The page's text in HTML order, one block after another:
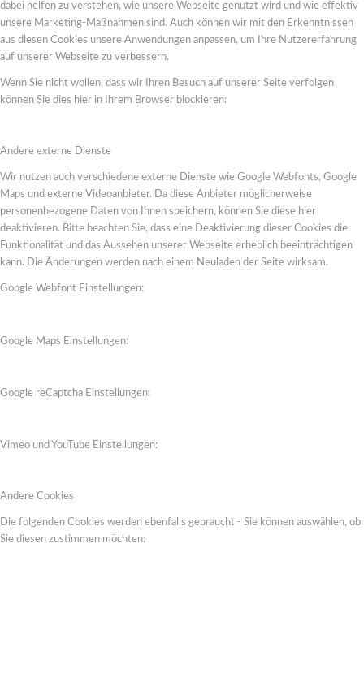
dabei helfen zu verstehen, wie unsere Webseite genutzt wird und wie effektiv
unsere Marketing-Maßnahmen sind. Auch können wir mit den Erkenntnissen
aus diesen Cookies unsere Anwendungen anpassen, um Ihre Nutzererfahrung
auf unserer Webseite zu verbessern.
Wenn Sie nicht wollen, dass wir Ihren Besuch auf unserer Seite verfolgen
können Sie dies hier in Ihrem Browser blockieren:
Andere externe Dienste
Wir nutzen auch verschiedene externe Dienste wie Google Webfonts, Google
Maps und externe Videoanbieter. Da diese Anbieter möglicherweise
personenbezogene Daten von Ihnen speichern, können Sie diese hier
deaktivieren. Bitte beachten Sie, dass eine Deaktivierung dieser Cookies die
Funktionalität und das Aussehen unserer Webseite erheblich beeinträchtigen
kann. Die Änderungen werden nach einem Neuladen der Seite wirksam.
Google Webfont Einstellungen:
Google Maps Einstellungen:
Google reCaptcha Einstellungen:
Vimeo und YouTube Einstellungen:
Andere Cookies
Die folgenden Cookies werden ebenfalls gebraucht - Sie können auswählen, ob
Sie diesen zustimmen möchten: